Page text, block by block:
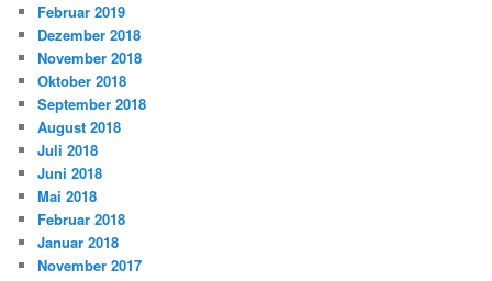
Februar 2019
Dezember 2018
November 2018
Oktober 2018
September 2018
August 2018
Juli 2018
Juni 2018
Mai 2018
Februar 2018
Januar 2018
November 2017